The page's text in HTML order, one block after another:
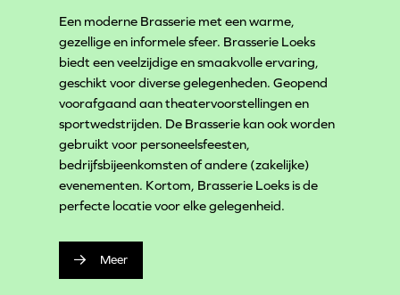
Een moderne Brasserie met een warme,
gezellige en informele sfeer. Brasserie Loeks
biedt een veelzijdige en smaakvolle ervaring,
geschikt voor diverse gelegenheden. Geopend
voorafgaand aan theatervoorstellingen en
sportwedstrijden. De Brasserie kan ook worden
gebruikt voor personeelsfeesten,
bedrijfsbijeenkomsten of andere (zakelijke)
evenementen. Kortom, Brasserie Loeks is de
perfecte locatie voor elke gelegenheid.
Meer